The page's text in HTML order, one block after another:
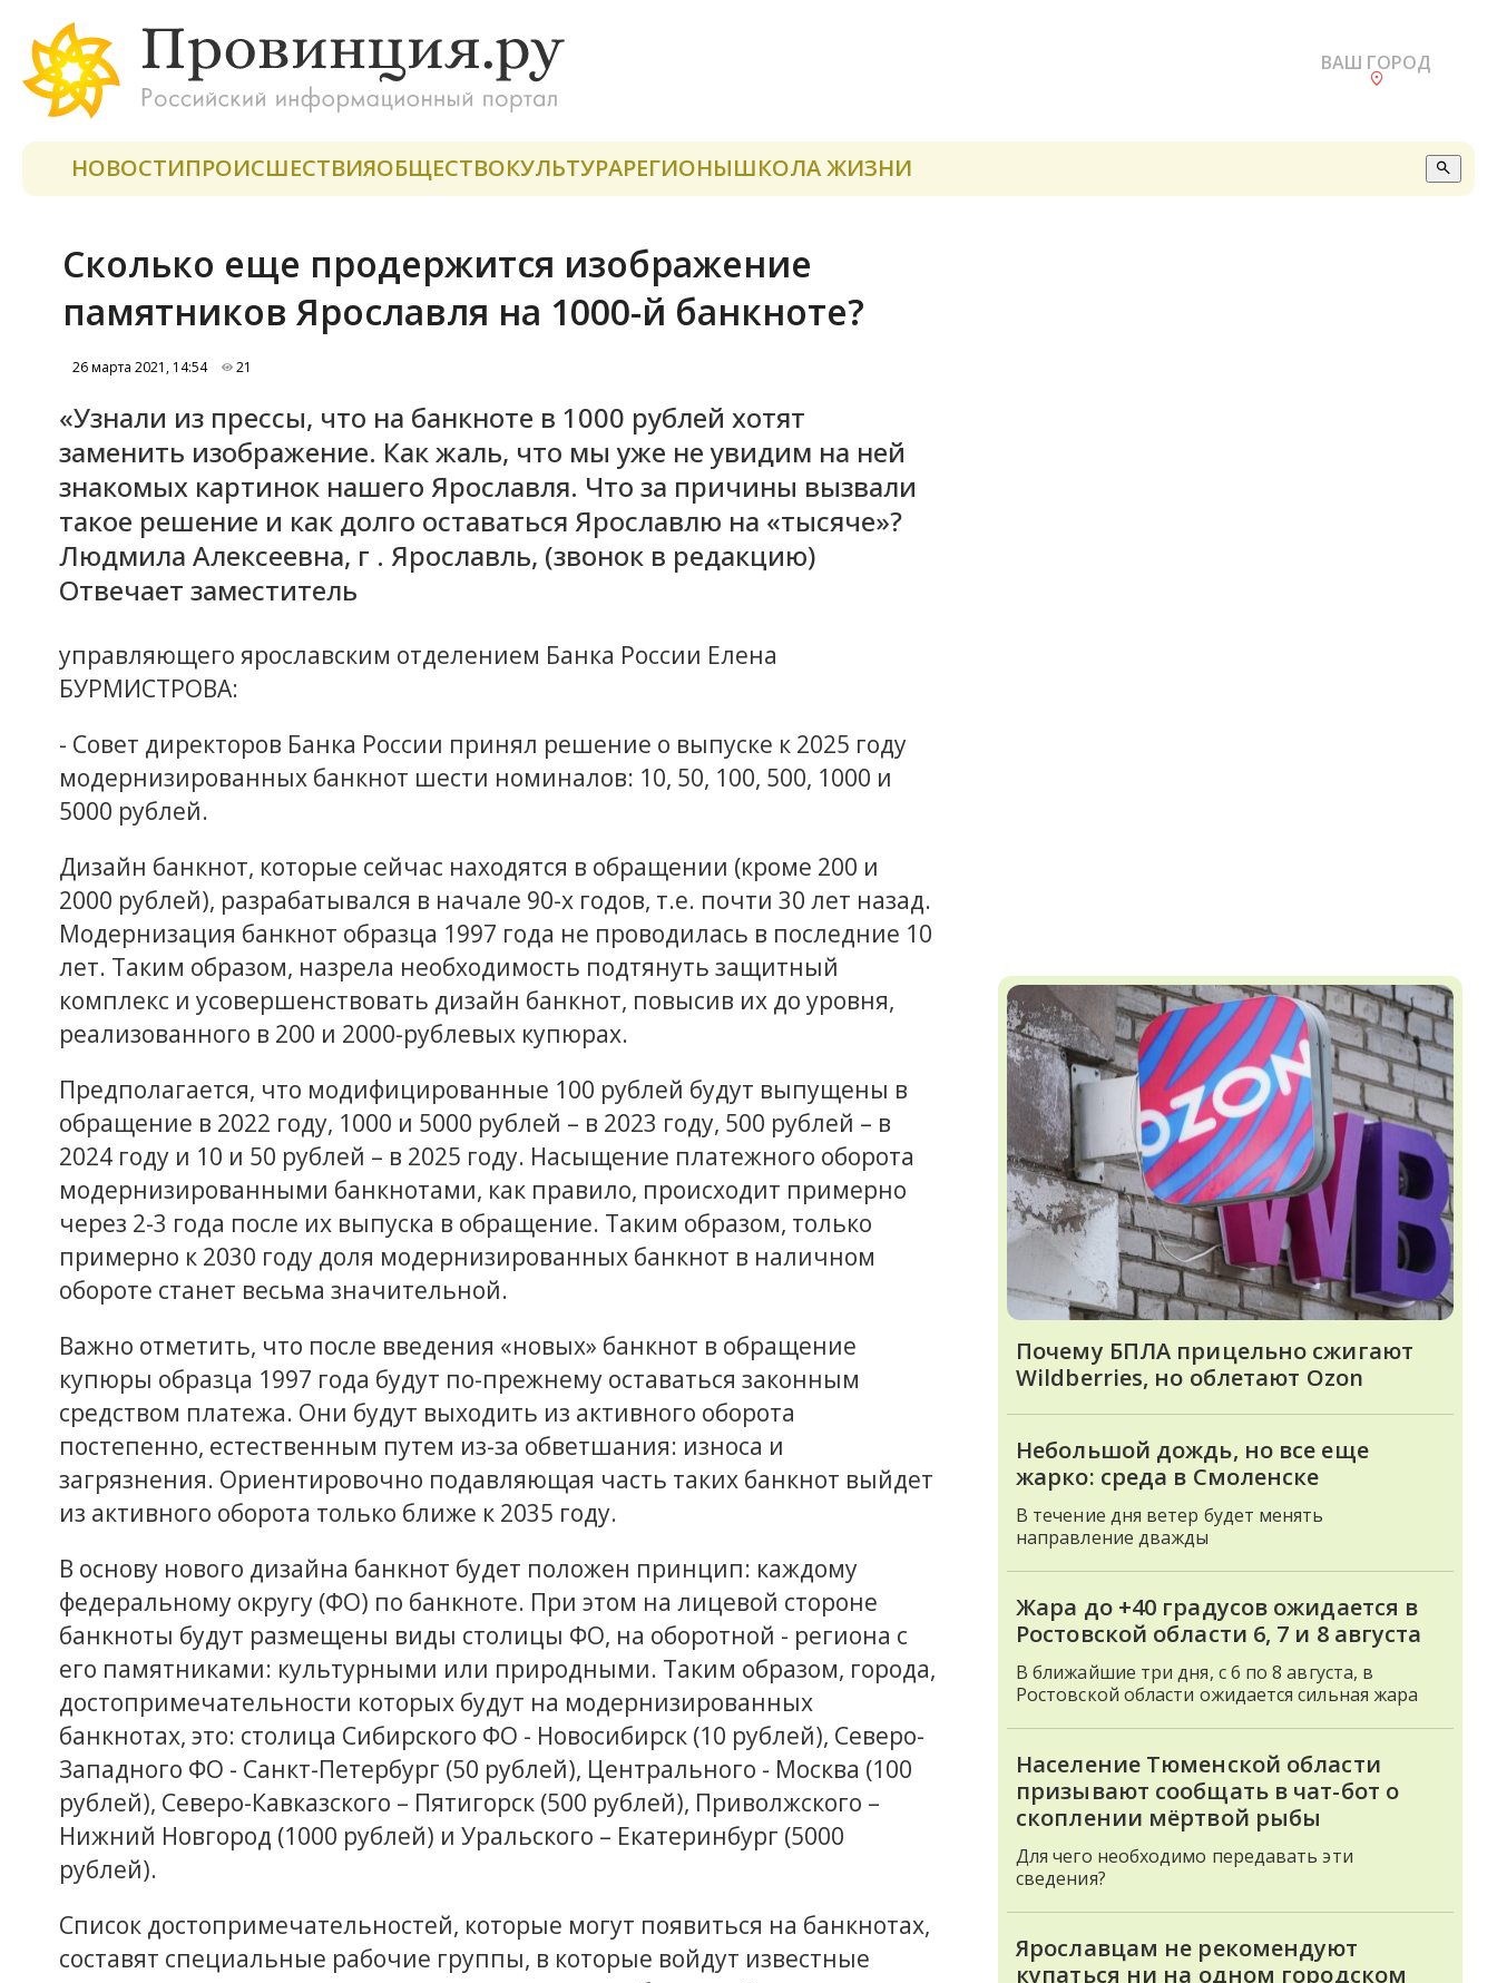
ВАШ ГОРОД
НОВОСТИПРОИСШЕСТВИЯОБЩЕСТВОКУЛЬТУРАРЕГИОНЫШКОЛА ЖИЗНИ
Сколько еще продержится изображение
памятников Ярославля на 1000-й банкноте?
26 марта 2021, 14:54 21
«Узнали из прессы, что на банкноте в 1000 рублей хотят
заменить изображение. Как жаль, что мы уже не увидим на ней
знакомых картинок нашего Ярославля. Что за причины вызвали
такое решение и как долго оставаться Ярославлю на «тысяче»?
Людмила Алексеевна, г . Ярославль, (звонок в редакцию)
Отвечает заместитель
управляющего ярославским отделением Банка России Елена
БУРМИСТРОВА:
- Совет директоров Банка России принял решение о выпуске к 2025 году
модернизированных банкнот шести номиналов: 10, 50, 100, 500, 1000 и
5000 рублей.
Дизайн банкнот, которые сейчас находятся в обращении (кроме 200 и
2000 рублей), разрабатывался в начале 90-х годов, т.е. почти 30 лет назад.
Модернизация банкнот образца 1997 года не проводилась в последние 10
лет. Таким образом, назрела необходимость подтянуть защитный
комплекс и усовершенствовать дизайн банкнот, повысив их до уровня,
реализованного в 200 и 2000-рублевых купюрах.
Предполагается, что модифицированные 100 рублей будут выпущены в
обращение в 2022 году, 1000 и 5000 рублей – в 2023 году, 500 рублей – в
2024 году и 10 и 50 рублей – в 2025 году. Насыщение платежного оборота
модернизированными банкнотами, как правило, происходит примерно
через 2-3 года после их выпуска в обращение. Таким образом, только
примерно к 2030 году доля модернизированных банкнот в наличном
обороте станет весьма значительной.
Важно отметить, что после введения «новых» банкнот в обращение
купюры образца 1997 года будут по-прежнему оставаться законным
средством платежа. Они будут выходить из активного оборота
постепенно, естественным путем из-за обветшания: износа и
загрязнения. Ориентировочно подавляющая часть таких банкнот выйдет
из активного оборота только ближе к 2035 году.
В основу нового дизайна банкнот будет положен принцип: каждому
федеральному округу (ФО) по банкноте. При этом на лицевой стороне
банкноты будут размещены виды столицы ФО, на оборотной - региона с
его памятниками: культурными или природными. Таким образом, города,
достопримечательности которых будут на модернизированных
банкнотах, это: столица Сибирского ФО - Новосибирск (10 рублей), Северо-
Западного ФО - Санкт-Петербург (50 рублей), Центрального - Москва (100
рублей), Северо-Кавказского – Пятигорск (500 рублей), Приволжского –
Нижний Новгород (1000 рублей) и Уральского – Екатеринбург (5000
рублей).
Список достопримечательностей, которые могут появиться на банкнотах,
составят специальные рабочие группы, в которые войдут известные
Почему БПЛА прицельно сжигают
Wildberries, но облетают Ozon
Небольшой дождь, но все еще
жарко: среда в Смоленске
В течение дня ветер будет менять
направление дважды
Жара до +40 градусов ожидается в
Ростовской области 6, 7 и 8 августа
В ближайшие три дня, с 6 по 8 августа, в
Ростовской области ожидается сильная жара
Население Тюменской области
призывают сообщать в чат-бот о
скоплении мёртвой рыбы
Для чего необходимо передавать эти
сведения?
Ярославцам не рекомендуют
купаться ни на одном городском